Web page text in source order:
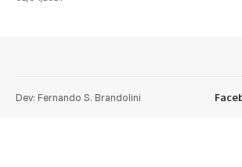
Dev: Fernando S. Brandolini